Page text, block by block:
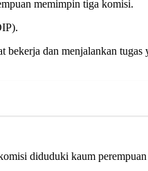
memimpin tiga komisi.
dan menjalankan tugas
diduduki kaum